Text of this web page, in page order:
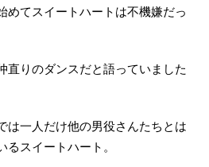
めてスイートハートは不機嫌だっ
直りのダンスだと語っていました
は一人だけ他の男役さんたちとは
スイートハート。